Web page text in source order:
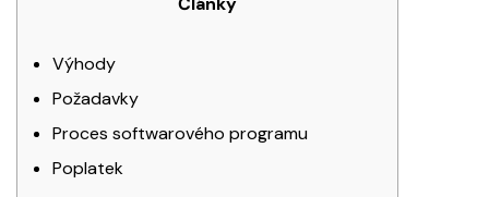
Výhody
Požadavky
Proces softwarového programu
Poplatek